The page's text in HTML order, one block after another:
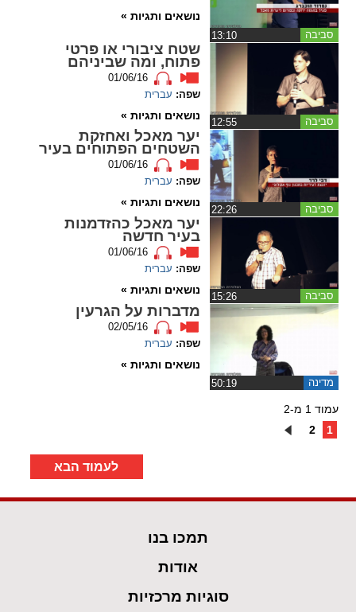
סביבה
נושאים ותגיות »
סביבה
שטח ציבורי או פרטי
פתוח, ומה שביניהם
01/06/16
שפה: עברית
נושאים ותגיות »
סביבה
יער מאכל ואחזקת
השטחים הפתוחים בעיר
01/06/16
שפה: עברית
נושאים ותגיות »
סביבה
יער מאכל כהזדמנות
בעיר חדשה
01/06/16
שפה: עברית
נושאים ותגיות »
מדינה
מדברות על הגרעין
02/05/16
שפה: עברית
נושאים ותגיות »
עמוד 1 מ-2
1
2
לעמוד הבא
תמכו בנו
אודות
סוגיות מרכזיות